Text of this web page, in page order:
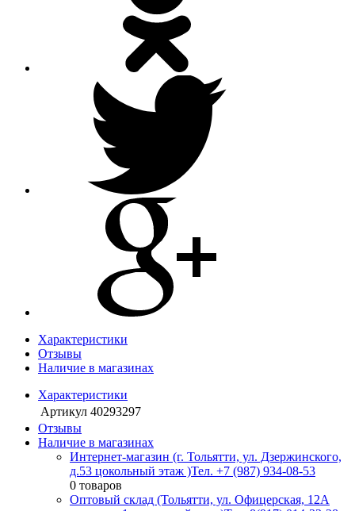
Характеристики
Отзывы
Наличие в магазинах
Характеристики
Артикул 40293297
Отзывы
Наличие в магазинах
Интернет-магазин (г. Тольятти, ул. Дзержинского,
д.53 цокольный этаж )Тел. +7 (987) 934-08-53
0 товаров
Оптовый склад (Тольятти, ул. Офицерская, 12А